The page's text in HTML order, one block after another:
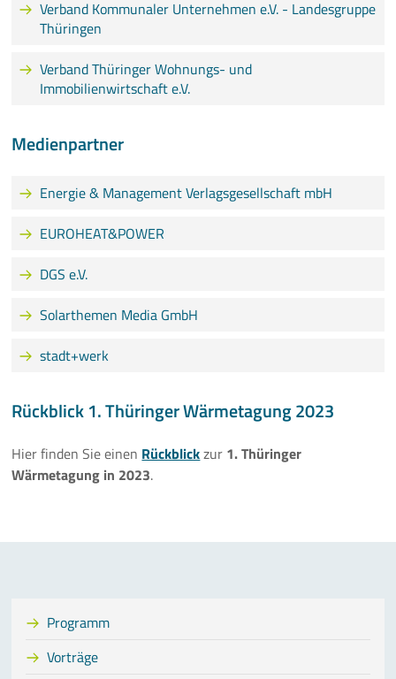
Verband Kommunaler Unternehmen e.V. - Landesgruppe
Thüringen
Verband Thüringer Wohnungs- und
Immobilienwirtschaft e.V.
Medienpartner
Energie & Management Verlagsgesellschaft mbH
EUROHEAT&POWER
DGS e.V.
Solarthemen Media GmbH
stadt+werk
Rückblick 1. Thüringer Wärmetagung 2023
Hier finden Sie einen Rückblickzur 1. Thüringer
Wärmetagung in 2023.
Programm
Vorträge